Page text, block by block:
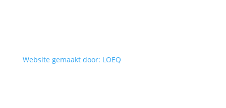
Website gemaakt door: LOEQ